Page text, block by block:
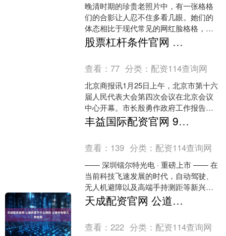
晚清时期的珍贵老照片中，有一张格格
们的合影让人忍不住多看几眼。她们的
体态相比于现代常见的网红脸格格，显
得更加丰满、富态，个个都拥有着高颜
值。相比于如今电视剧中的....
股票杠杆条件官网 速读2026年北京市政府工作报告| 北京市将支持中关村科学城建设人工智能集聚区
查看：77 分类： 配资114查询网
北京商报讯1月25日上午，北京市第十六
届人民代表大会第四次会议在北京会议
中心开幕。市长殷勇作政府工作报告。
报告提出，提升科技创新体系效能。深
入实施基础研究领先....
丰益国际配资官网 905nm脉冲+40μm极致小光斑+快轴压缩，重新定义激光测距极限！
查看： 139 分类： 配资114查询网
—— 深圳镭尔特光电 · 重磅上市 —— 在
当前科技飞速发展的时代，自动驾驶、
无人机避障以及高端手持测距等新兴市
场对激光测距技术提出了前所未有的挑
战与机遇。核心....
天成配资官网 公道杯是干什么用的 公道杯有哪几种材质
查看：222 分类： 配资114查询网